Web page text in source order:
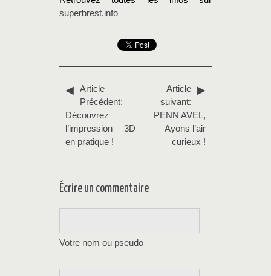
superbrest.info
Article
Précédent:
Découvrez
l’impression 3D
en pratique !
Article
suivant:
PENN AVEL,
Ayons l’air
curieux !
Écrire un commentaire
Votre nom ou pseudo